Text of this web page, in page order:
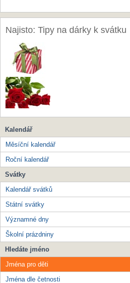
Najisto: Tipy na dárky k svátku
Kalendář
Měsíční kalendář
Roční kalendář
Svátky
Kalendář svátků
Státní svátky
Významné dny
Školní prázdniny
Hledáte jméno
Jména pro děti
Jména dle četnosti